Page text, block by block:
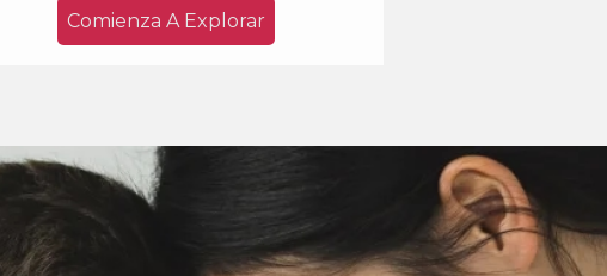
Comienza A Explorar